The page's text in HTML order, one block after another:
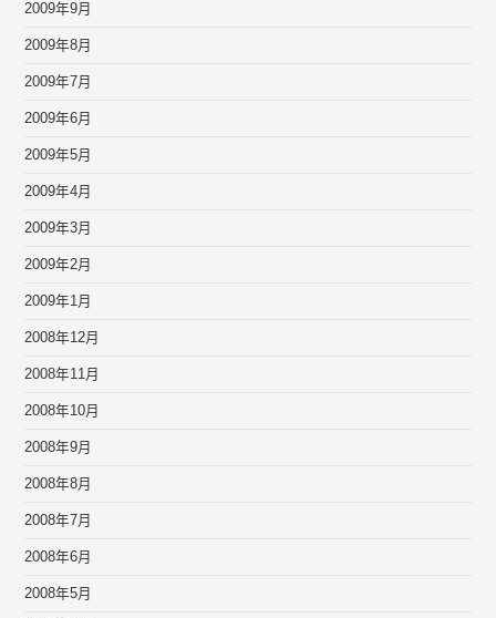
2009年9月
2009年8月
2009年7月
2009年6月
2009年5月
2009年4月
2009年3月
2009年2月
2009年1月
2008年12月
2008年11月
2008年10月
2008年9月
2008年8月
2008年7月
2008年6月
2008年5月